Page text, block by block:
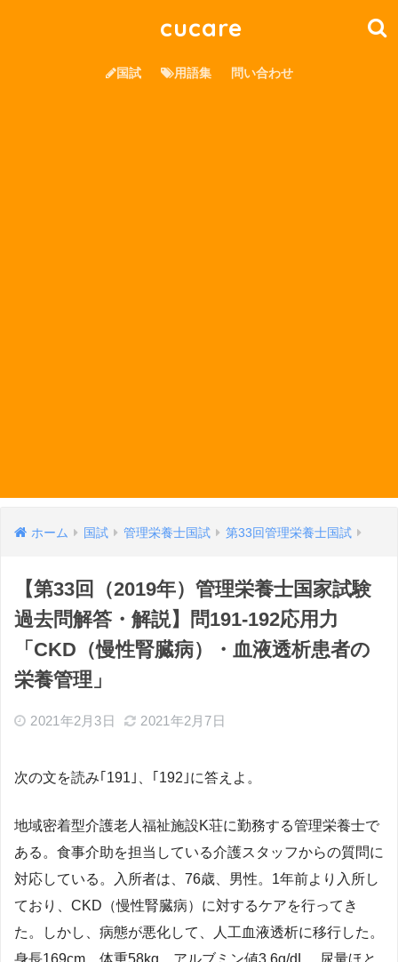
cucare
国試 用語集 問い合わせ
ホーム 国試 管理栄養士国試 第33回管理栄養士国試
【第33回（2019年）管理栄養士国家試験
過去問解答・解説】問191-192応用力
「CKD（慢性腎臓病）・血液透析患者の
栄養管理」
2021年2月3日 2021年2月7日
次の文を読み｢191｣、｢192｣に答えよ。
地域密着型介護老人福祉施設K荘に勤務する管理栄養士で
ある。食事介助を担当している介護スタッフからの質問に
対応している。入所者は、76歳、男性。1年前より入所し
ており、CKD（慢性腎臓病）に対するケアを行ってき
た。しかし、病態が悪化して、人工血液透析に移行した。
身長169cm、体重58kg、アルブミン値3.6g/dL、尿量ほと